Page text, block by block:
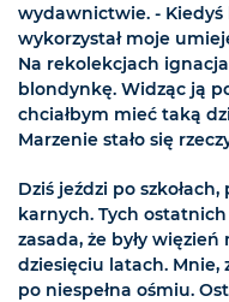
wydawnictwie. -
wykorzystał moje
Na rekolekcjach
blondynkę. Widząc ją
chciałbym mieć taką
Marzenie stało się
Dziś jeździ po
karnych. Tych ostatnich
zasada, że były
dziesięciu latach. Mnie,
po niespełna ośmiu.